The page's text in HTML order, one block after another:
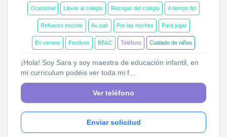
Ocasional Llevar al colegio Recoger del colegio A tiempo fijo
Refuerzo escolar Au pair Por las noches Para jugar
En verano Festivos BB&C Teléfono Cuidado de niños
¡Hola! Soy Sara y soy maestra de educación infantil, en
mi curriculum podéis ver toda mi f...
Ver teléfono
Enviar solicitud